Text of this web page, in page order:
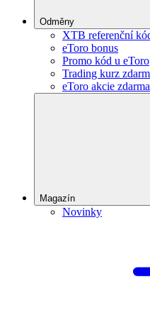
Odměny
XTB referenční
eToro bonus
Promo kód u eToro
Trading kurz
eToro akcie zdarma
Magazín
Novinky